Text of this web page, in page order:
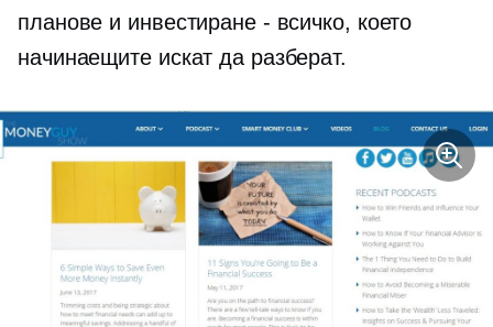
планове и инвестиране - всичко, което
начинаещите искат да разберат.